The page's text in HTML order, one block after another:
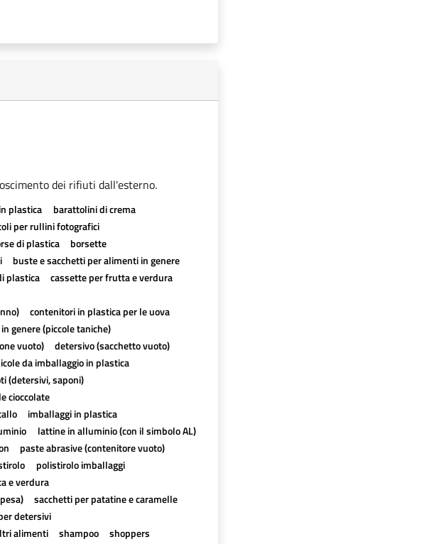
dei rifiuti dall'esterno.
plastica
barattolini di crema
per rullini fotografici
di plastica
borsette
buste e sacchetti per alimenti in genere
plastica
cassette per frutta e verdura
contenitori in plastica per le uova
genere (piccole taniche)
vuoto)
detersivo (sacchetto vuoto)
da imballaggio in plastica
(detersivi, saponi)
cioccolate
imballaggi in plastica
lattine in alluminio (con il simbolo AL)
paste abrasive (contenitore vuoto)
polistirolo imballaggi
e verdura
sacchetti per patatine e caramelle
detersivi
alimenti shampoo
shoppers